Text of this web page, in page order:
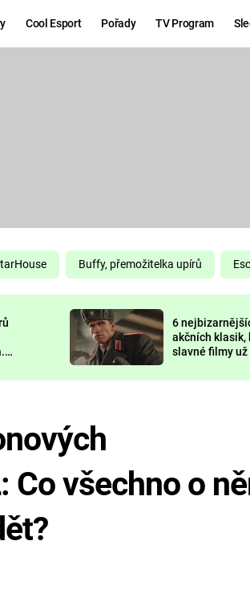
Cool Esport Pořady TV Program
DELIVERANCE
Buffy, přemožitelka upírů
6
akčních klasik,
slavné filmy už
Co všechno o